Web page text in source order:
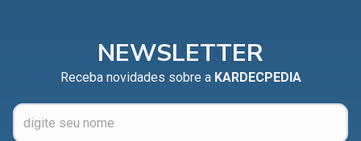
NEWSLETTER
Receba novidades sobre a KARDECPEDIA